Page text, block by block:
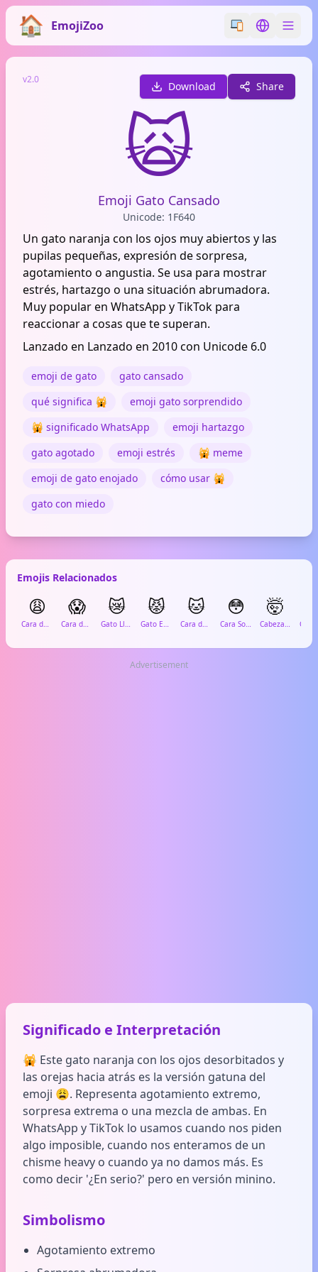
EmojiZoo Switch emoji
Switch
v2.0
Download Share
🙀
Emoji Gato Cansado
Unicode: 1F640
Un gato naranja con los ojos muy abiertos y las
pupilas pequeñas, expresión de sorpresa,
agotamiento o angustia. Se usa para mostrar
estrés, hartazgo o una situación abrumadora.
Muy popular en WhatsApp y TikTok para
reaccionar a cosas que te superan.
Lanzado en Lanzado en 2010 con Unicode 6.0
emoji de gato
gato cansado
qué significa 🙀
emoji gato sorprendido
🙀 significado WhatsApp
emoji hartazgo
gato agotado
emoji estrés
🙀 meme
emoji de gato enojado
cómo usar 🙀
gato con miedo
Emojis Relacionados
😩
Cara de Cansancio
😱
Cara de Grito de Miedo
😿
Gato Llorando
😾
Gato Enojado
🐱
Cara de Gato
😳
Cara Sonrojada
🤯
Cabeza Explotando
Advertisement
Significado e Interpretación
🙀 Este gato naranja con los ojos desorbitados y
las orejas hacia atrás es la versión gatuna del
emoji 😩. Representa agotamiento extremo,
sorpresa extrema o una mezcla de ambas. En
WhatsApp y TikTok lo usamos cuando nos piden
algo imposible, cuando nos enteramos de un
chisme heavy o cuando ya no damos más. Es
como decir '¿En serio?' pero en versión minino.
Simbolismo
Agotamiento extremo